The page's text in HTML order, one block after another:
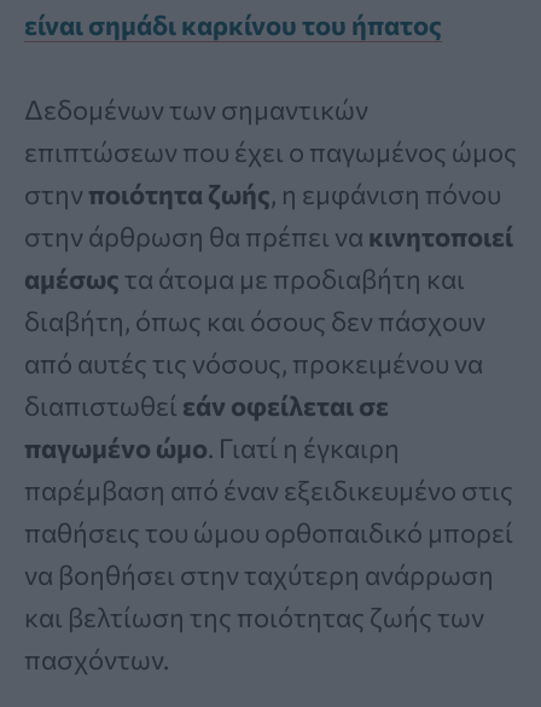
είναι σημάδι καρκίνου του ήπατος
Δεδομένων των σημαντικών
επιπτώσεων που έχει ο παγωμένος ώμος
στην ποιότητα ζωής, η εμφάνιση πόνου
στην άρθρωση θα πρέπει να κινητοποιεί
αμέσως τα άτομα με προδιαβήτη και
διαβήτη, όπως και όσους δεν πάσχουν
από αυτές τις νόσους, προκειμένου να
διαπιστωθεί εάν οφείλεται σε
παγωμένο ώμο. Γιατί η έγκαιρη
παρέμβαση από έναν εξειδικευμένο στις
παθήσεις του ώμου ορθοπαιδικό μπορεί
να βοηθήσει στην ταχύτερη ανάρρωση
και βελτίωση της ποιότητας ζωής των
πασχόντων.